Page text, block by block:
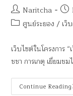
Naritcha
ศูนย์ระยอง / เว็
เว็บไซต์ในโครงการ
ชชา การเกตุ เยี่ยม
Continue Reading